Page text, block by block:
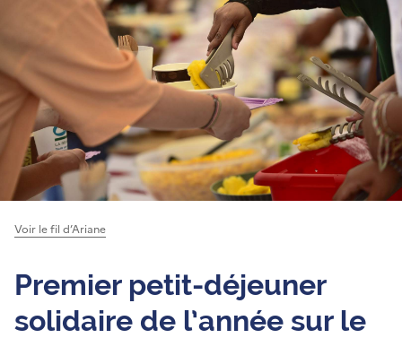
Voir le fil d’Ariane
Premier petit-déjeuner
solidaire de l’année sur le